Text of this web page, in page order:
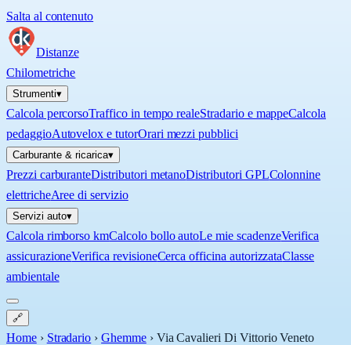
Salta al contenuto
Distanze
Chilometriche
Strumenti▾
Calcola percorsoTraffico in tempo realeStradario e mappeCalcola
pedaggioAutovelox e tutorOrari mezzi pubblici
Carburante & ricarica▾
Prezzi carburanteDistributori metanoDistributori GPLColonnine
elettricheAree di servizio
Servizi auto▾
Calcola rimborso kmCalcolo bollo autoLe mie scadenzeVerifica
assicurazioneVerifica revisioneCerca officina autorizzataClasse
ambientale
🔗
Home › Stradario › Ghemme › Via Cavalieri Di Vittorio Veneto